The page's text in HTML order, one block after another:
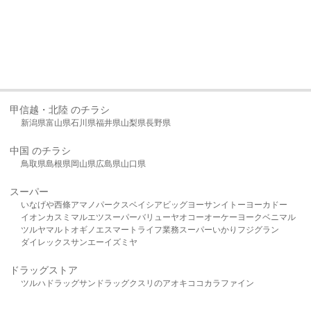
甲信越・北陸 のチラシ
新潟県富山県石川県福井県山梨県長野県
中国 のチラシ
鳥取県島根県岡山県広島県山口県
スーパー
いなげや西條アマノパークスベイシア ビッグヨーサンイトーヨーカドー
イオンカスミ マルエツスーパーバリューヤオコーオーケー ヨークベニマル
ツルヤマルト オギノ エスマート ライフ業務スーパーいかり フジグラン
ダイレックスサンエーイズミヤ
ドラッグストア
ツルハドラッグサンドラッグクスリのアオキ ココカラファイン